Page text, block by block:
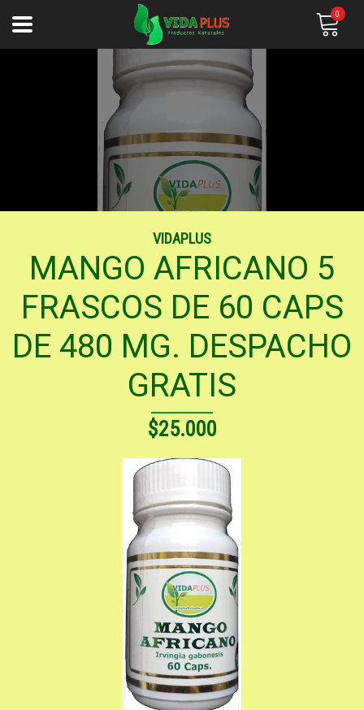
0
VIDAPLUS
MANGO AFRICANO 5
FRASCOS DE 60 CAPS
DE 480 MG. DESPACHO
GRATIS
$25.000